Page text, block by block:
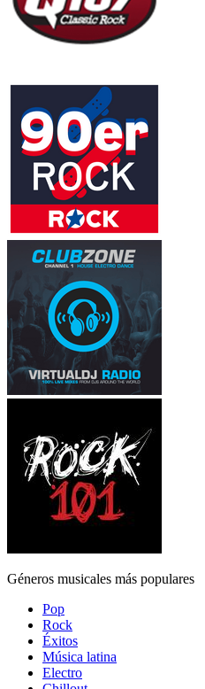
Géneros musicales más populares
Pop
Rock
Éxitos
Música latina
Electro